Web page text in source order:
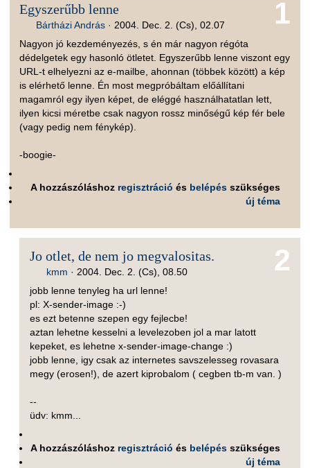
1
Egyszerűbb lenne
Bártházi András · 2004. Dec. 2. (Cs), 02.07
Nagyon jó kezdeményezés, s én már nagyon régóta
dédelgetek egy hasonló ötletet. Egyszerűbb lenne viszont egy
URL-t elhelyezni az e-mailbe, ahonnan (többek között) a kép
is elérhető lenne. Én most megpróbáltam előállítani
magamról egy ilyen képet, de eléggé használhatatlan lett,
ilyen kicsi méretbe csak nagyon rossz minőségű kép fér bele
(vagy pedig nem fénykép).
-boogie-
A hozzászóláshoz regisztráció és belépés szükséges
új téma
2
Jo otlet, de nem jo megvalositas.
kmm · 2004. Dec. 2. (Cs), 08.50
jobb lenne tenyleg ha url lenne!
pl: X-sender-image :-)
es ezt betenne szepen egy fejlecbe!
aztan lehetne kesselni a levelezoben jol a mar latott
kepeket, es lehetne x-sender-image-change :)
jobb lenne, igy csak az internetes savszelesseg rovasara
megy (erosen!), de azert kiprobalom ( cegben tb-m van. )
--
üdv: kmm...
A hozzászóláshoz regisztráció és belépés szükséges
új téma